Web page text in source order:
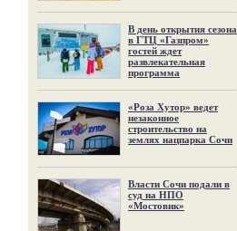
В день открытия сезона
в ГТЦ «Газпром»
гостей ждет
развлекательная
программа
«Роза Хутор» ведет
незаконное
строительство на
землях нацпарка Сочи
Власти Сочи подали в
суд на НПО
«Мостовик»